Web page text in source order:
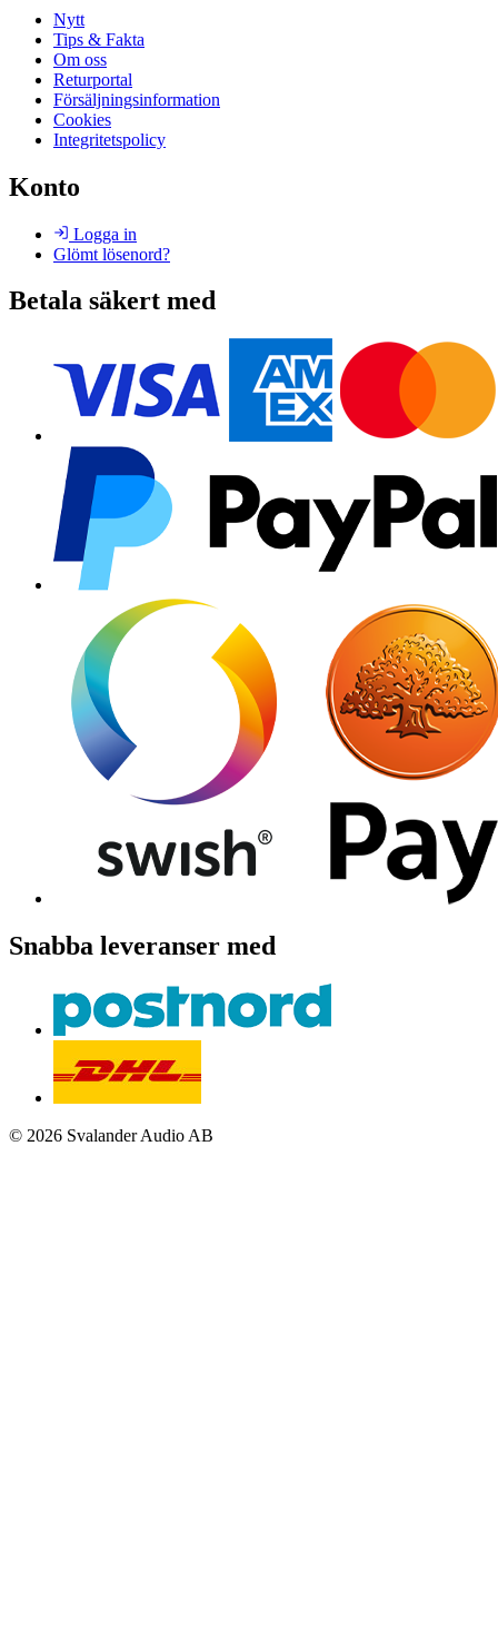
Nytt
Tips & Fakta
Om oss
Returportal
Försäljningsinformation
Cookies
Integritetspolicy
Konto
Logga in
Glömt lösenord?
Betala säkert med
Snabba leveranser med
© 2026 Svalander Audio AB